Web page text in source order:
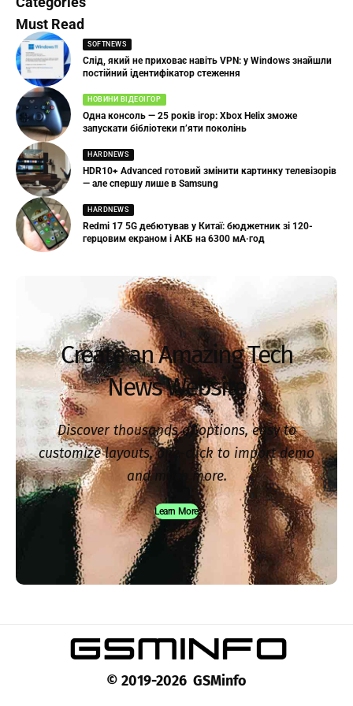
Must Read
SOFTNEWS
Слід, який не приховає навіть VPN: у Windows знайшли
постійний ідентифікатор стеження
НОВИНИ ВІДЕОІГОР
Одна консоль — 25 років ігор: Xbox Helix зможе
запускати бібліотеки п’яти поколінь
HARDNEWS
HDR10+ Advanced готовий змінити картинку телевізорів
— але спершу лише в Samsung
HARDNEWS
Redmi 17 5G дебютував у Китаї: бюджетник зі 120-
герцовим екраном і АКБ на 6300 мА·год
Create an Amazing Tech
News Website
Discover thousands of options, easy to
customize layouts, one-click to import demo
and much more.
Learn More
© 2019-2026 GSMinfo